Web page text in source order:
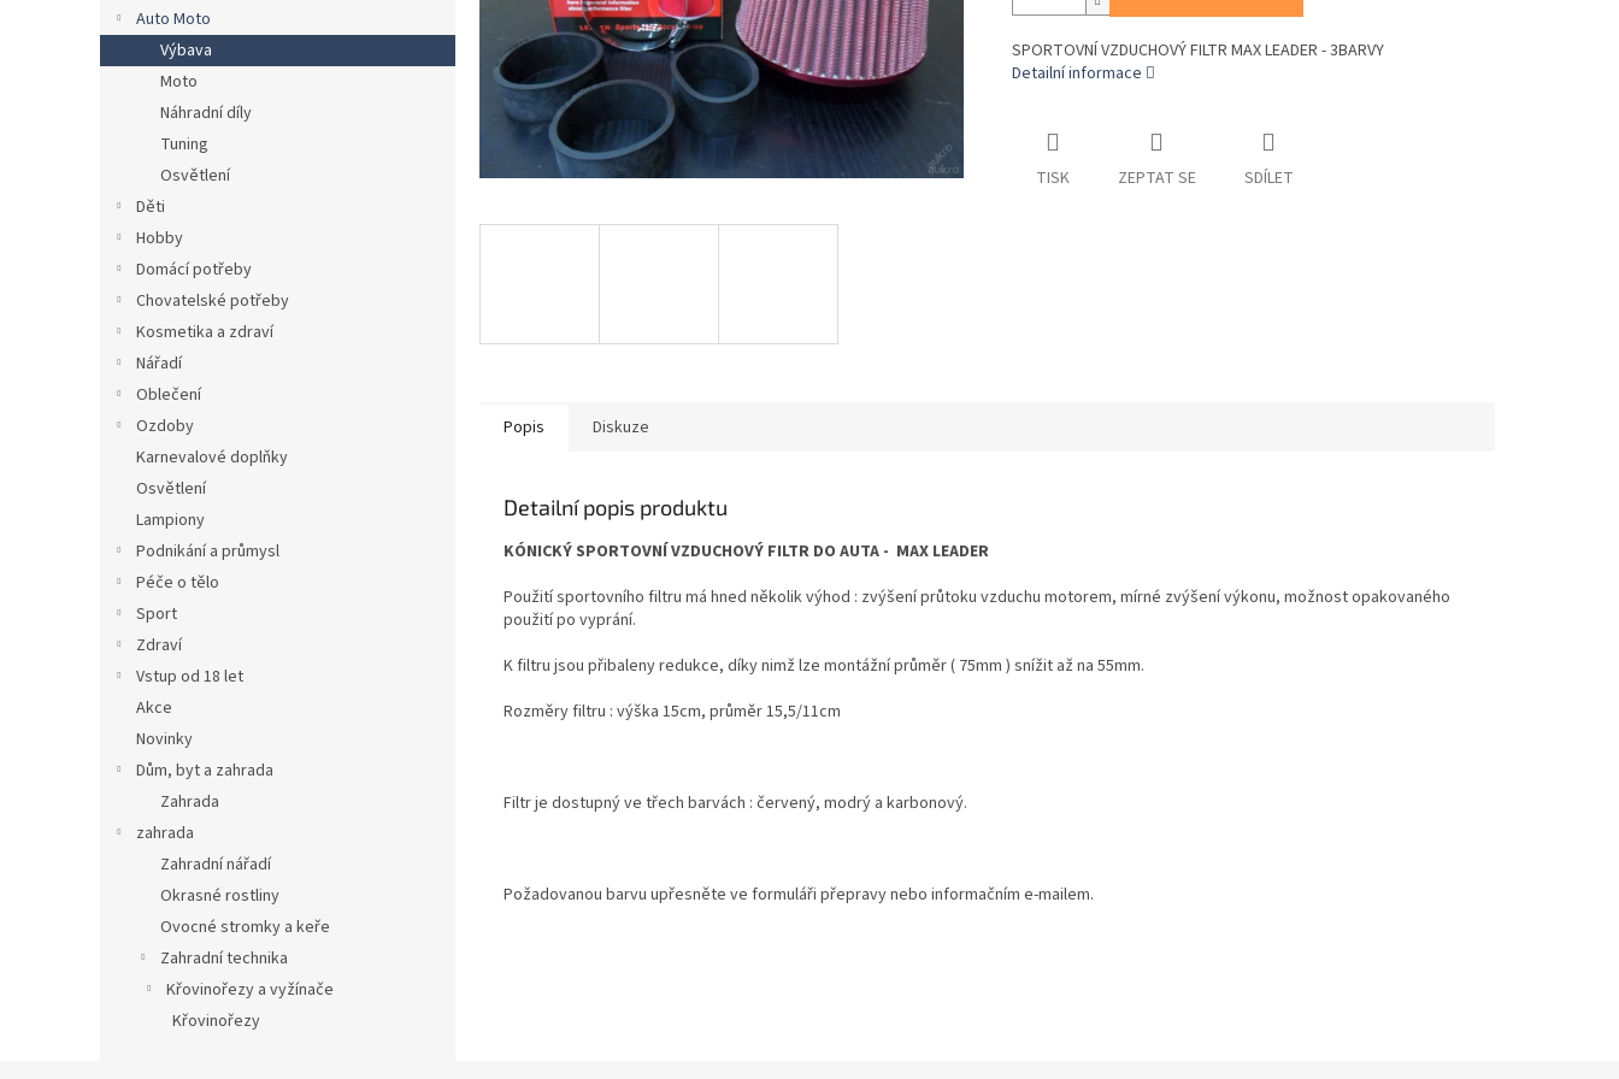
e
l
Auto Moto
Výbava
Moto
Náhradní díly
Tuning
Osvětlení
Děti
Hobby
Domácí potřeby
Chovatelské potřeby
Kosmetika a zdraví
Nářadí
Oblečení
Ozdoby
Karnevalové doplňky
Osvětlení
Lampiony
Podnikání a průmysl
Péče o tělo
Sport
Zdraví
Vstup od 18 let
Akce
Novinky
Dům, byt a zahrada
Zahrada
zahrada
Zahradní nářadí
Okrasné rostliny
Ovocné stromky a keře
Zahradní technika
Křovinořezy a vyžínače
Křovinořezy
SPORTOVNÍ VZDUCHOVÝ FILTR MAX LEADER - 3BARVY
Detailní informace
TISK ZEPTAT SE SDÍLET
Popis Diskuze
Detailní popis produktu
KÓNICKÝ SPORTOVNÍ VZDUCHOVÝ FILTR DO AUTA - MAX LEADER
Použití sportovního filtru má hned několik výhod : zvýšení průtoku vzduchu motorem, mírné zvýšení výkonu, možnost opakovaného
použití po vyprání.
K filtru jsou přibaleny redukce, díky nimž lze montážní průměr ( 75mm ) snížit až na 55mm.
Rozměry filtru : výška 15cm, průměr 15,5/11cm
Filtr je dostupný ve třech barvách : červený, modrý a karbonový.
Požadovanou barvu upřesněte ve formuláři přepravy nebo informačním e-mailem.